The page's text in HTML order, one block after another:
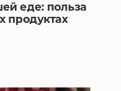
еде: польза
продуктах